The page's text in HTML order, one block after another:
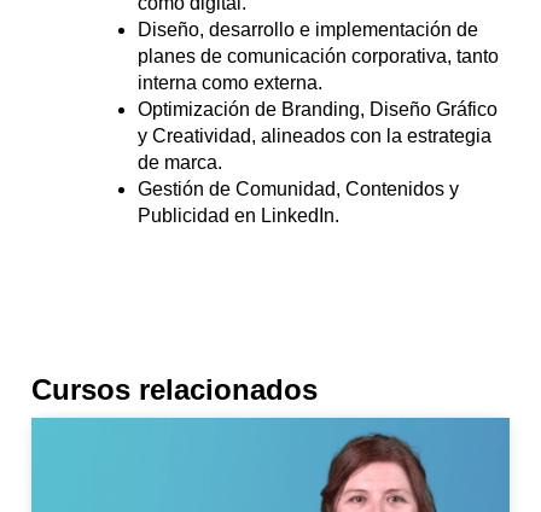
Diseño, desarrollo e implementación de
planes de comunicación corporativa, tanto
interna como externa.
Optimización de Branding, Diseño Gráfico
y Creatividad, alineados con la estrategia
de marca.
Gestión de Comunidad, Contenidos y
Publicidad en LinkedIn.
Cursos relacionados